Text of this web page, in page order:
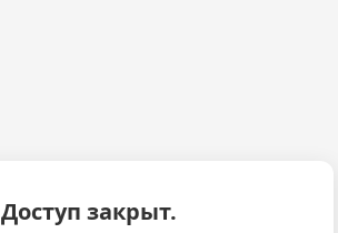
Доступ закрыт.